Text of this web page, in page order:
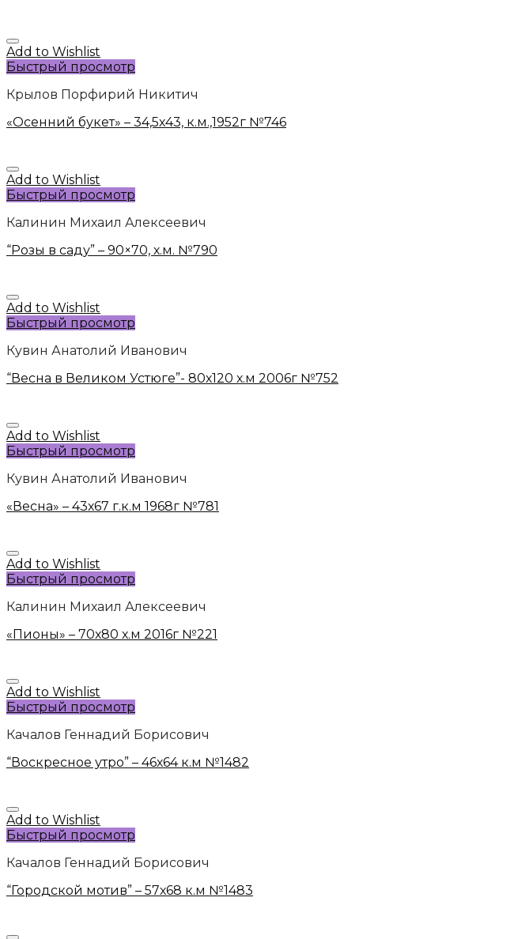
Add to Wishlist
Быстрый просмотр
Крылов Порфирий Никитич
«Осенний букет» – 34,5х43, к.м.,1952г №746
Add to Wishlist
Быстрый просмотр
Калинин Михаил Алексеевич
“Розы в саду” – 90×70, х.м. №790
Add to Wishlist
Быстрый просмотр
Кувин Анатолий Иванович
“Весна в Великом Устюге”- 80х120 х.м 2006г №752
Add to Wishlist
Быстрый просмотр
Кувин Анатолий Иванович
«Весна» – 43х67 г.к.м 1968г №781
Add to Wishlist
Быстрый просмотр
Калинин Михаил Алексеевич
«Пионы» – 70х80 х.м 2016г №221
Add to Wishlist
Быстрый просмотр
Качалов Геннадий Борисович
“Воскресное утро” – 46х64 к.м №1482
Add to Wishlist
Быстрый просмотр
Качалов Геннадий Борисович
“Городской мотив” – 57х68 к.м №1483